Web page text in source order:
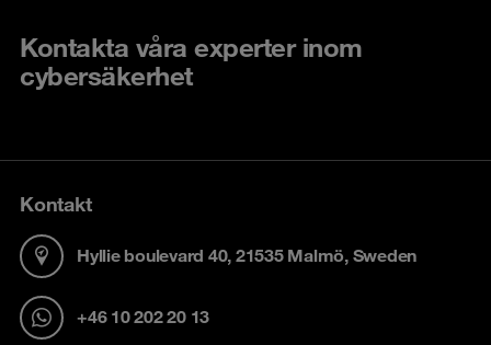
Kontakta våra experter inom
cybersäkerhet
Kontakt
Hyllie boulevard 40, 21535 Malmö, Sweden
+46 10 202 20 13